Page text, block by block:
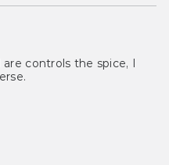
controls the spice, I